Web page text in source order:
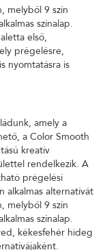
melyből 9 szín
színalap.
első,
prégelésre,
nyomtatásra is
amely a
a Color Smooth
kreatív
rendelkezik. A
prégelési
alkalmas alternatívát
melyből 9 szín
színalap.
kékesfehér hideg